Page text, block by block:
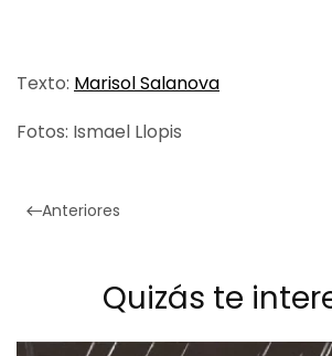
Texto: Marisol Salanova
Fotos: Ismael Llopis
Anteriores
Quizás te